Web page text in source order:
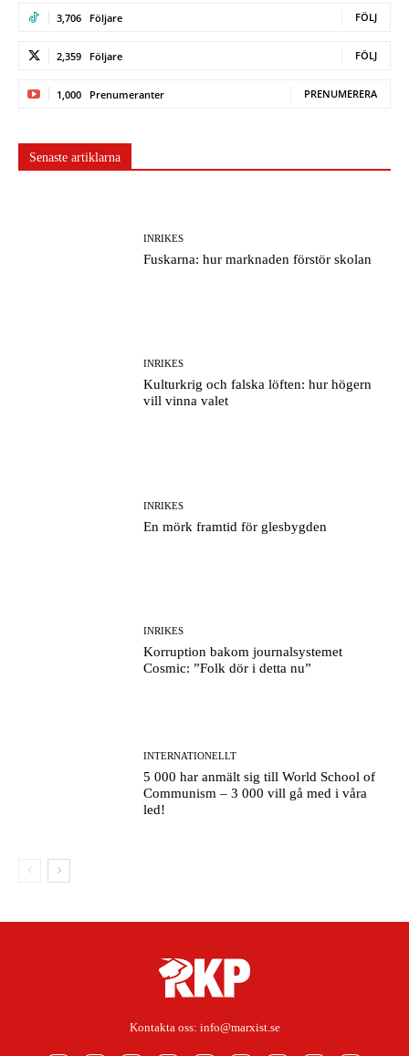
3,706 Följare FÖLJ
2,359 Följare FÖLJ
1,000 Prenumeranter PRENUMERERA
Senaste artiklarna
INRIKES
Fuskarna: hur marknaden förstör skolan
INRIKES
Kulturkrig och falska löften: hur högern
vill vinna valet
INRIKES
En mörk framtid för glesbygden
INRIKES
Korruption bakom journalsystemet
Cosmic: ”Folk dör i detta nu”
INTERNATIONELLT
5 000 har anmält sig till World School of
Communism – 3 000 vill gå med i våra
led!
Kontakta oss: info@marxist.se